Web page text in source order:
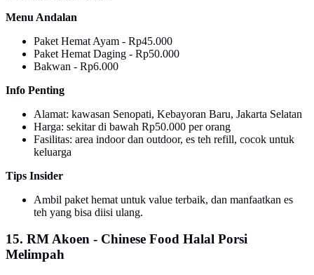
Menu Andalan
Paket Hemat Ayam - Rp45.000
Paket Hemat Daging - Rp50.000
Bakwan - Rp6.000
Info Penting
Alamat: kawasan Senopati, Kebayoran Baru, Jakarta Selatan
Harga: sekitar di bawah Rp50.000 per orang
Fasilitas: area indoor dan outdoor, es teh refill, cocok untuk
keluarga
Tips Insider
Ambil paket hemat untuk value terbaik, dan manfaatkan es
teh yang bisa diisi ulang.
15. RM Akoen - Chinese Food Halal Porsi
Melimpah